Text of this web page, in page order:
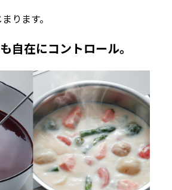
ります。
自在にコントロール。